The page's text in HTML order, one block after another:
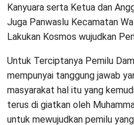
Kanyuara serta Ketua dan
Juga Panwaslu Kecamatan
Lakukan Kosmos wujudkan
Untuk Terciptanya Pemilu
mempunyai tanggung jawab
masyarakat hal itu yang
terus di giatkan oleh
untuk mewujudkan pemilu